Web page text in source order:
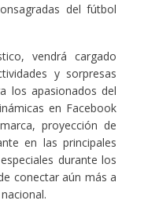
del fútbol
vendrá cargado
y sorpresas
los apasionados del
en Facebook
proyección de
en las principales
durante los
conectar aún más a